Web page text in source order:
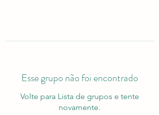
Esse grupo não foi encontrado
Volte para Lista de grupos e tente
novamente.